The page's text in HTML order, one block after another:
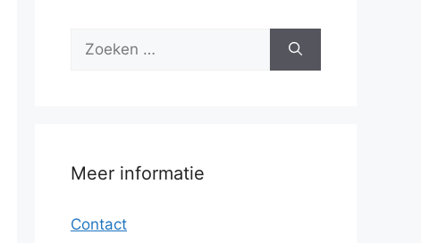
Zoek
Meer informatie
Contact